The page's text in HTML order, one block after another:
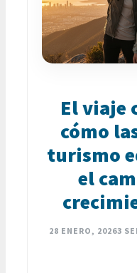
El viaje
cómo
turismo
el
28 ENERO, 20263